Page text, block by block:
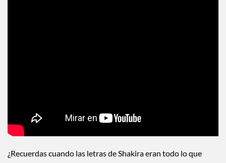
¿Recuerdas cuando las letras de Shakira eran todo lo que